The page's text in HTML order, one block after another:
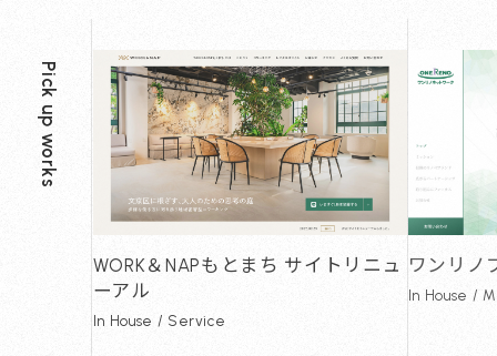
Pick up works
WORK＆NAPもとまち サイトリニュ
ーアル
In House / Service
ワンリノ
In House /